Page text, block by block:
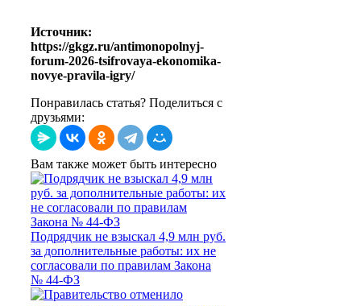
Источник:
https://gkgz.ru/antimonopolnyj-
forum-2026-tsifrovaya-ekonomika-
novye-pravila-igry/
Понравилась статья? Поделиться с
друзьями:
Вам также может быть интересно
Подрядчик не взыскал 4,9 млн руб.
за дополнительные работы: их не
согласовали по правилам Закона
№ 44-ФЗ